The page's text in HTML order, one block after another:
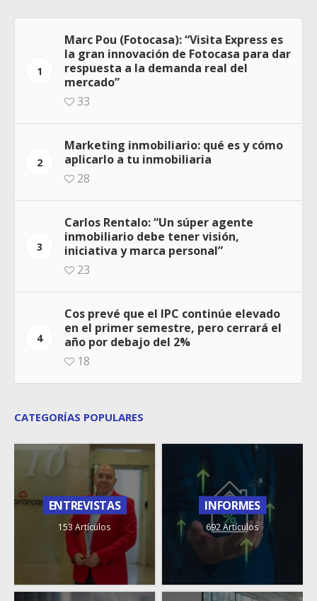
1
Marc Pou (Fotocasa): “Visita Express es
la gran innovación de Fotocasa para dar
respuesta a la demanda real del
mercado”
33
2
Marketing inmobiliario: qué es y cómo
aplicarlo a tu inmobiliaria
28
3
Carlos Rentalo: “Un súper agente
inmobiliario debe tener visión,
iniciativa y marca personal”
23
4
Cos prevé que el IPC continúe elevado
en el primer semestre, pero cerrará el
año por debajo del 2%
18
CATEGORÍAS POPULARES
ENTREVISTAS
153 Artículos
INFORMES
692 Artículos